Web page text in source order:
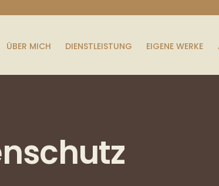
ÜBER MICH DIENSTLEISTUNG EIGENE WERKE